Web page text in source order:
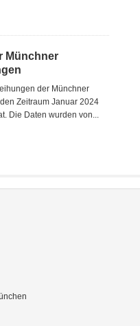
Münchner
der Münchner
Zeitraum Januar 2024
Die Daten wurden von...